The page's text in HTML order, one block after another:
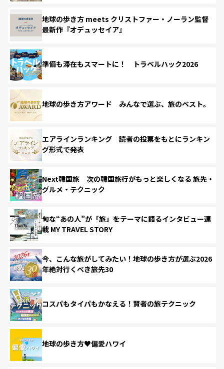
地球の歩き方 meets クリストファー・ノーラン監督
最新作『オデュッセイア』
準備も滞在もスマートに！ トラベルハック2026
地球の歩き方アワード みんなで選ぶ、旅のベスト。
エアラインランキング 読者の投票をもとにランキン
グ形式で発表
Next韓国旅 次の韓国旅行がもっと楽しくなる 旅先・
グルメ・テクニック
旬な“あの人”が「旅」をテーマに語るインタビュー連
載 MY TRAVEL STORY
今、こんな旅がしてみたい！地球の歩き方が選ぶ2026
年絶対行くべき旅先30
コスパもタイパもかなえる！賢者の旅テクニック
地球の歩き方♥偏愛ハワイ